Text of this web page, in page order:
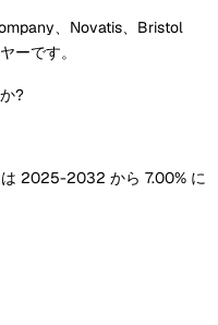
、Novatis、Bristol
ーです。
?
2025-2032 から 7.00% に